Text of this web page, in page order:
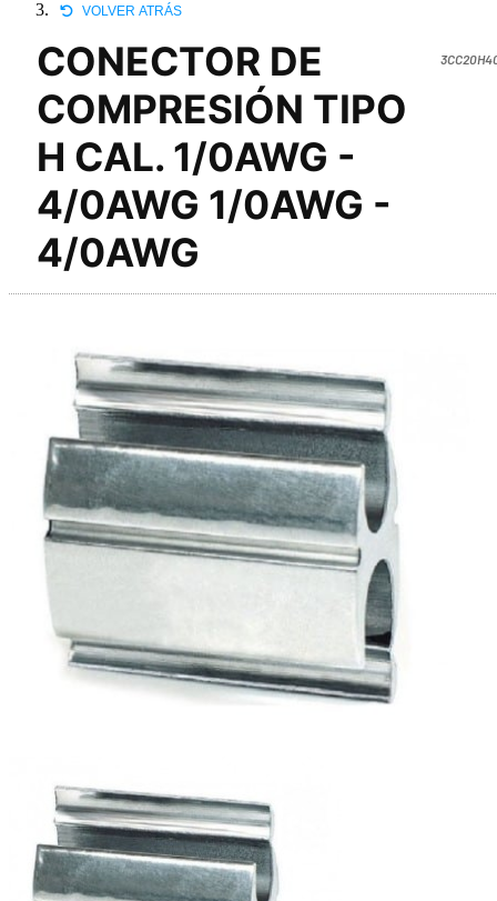
VOLVER ATRÁS
CONECTOR DE
COMPRESIÓN TIPO
H CAL. 1/0AWG -
4/0AWG 1/0AWG -
4/0AWG